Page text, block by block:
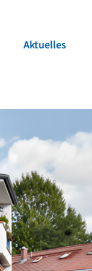
Aktu­elles